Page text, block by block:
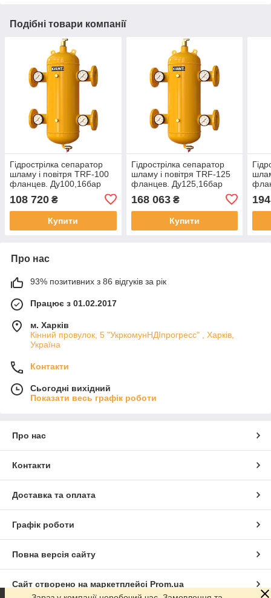
Подібні товари компанії
Гідрострілка сепаратор
шламу і повітря TRF-100
фланцев. Ду100,16бар
108 720 ₴
Купити
Гідрострілка сепаратор
шламу і повітря TRF-125
фланцев. Ду125,16бар
168 063₴
Купити
Про нас
93% позитивних з 86 відгуків за рік
Працює з 01.02.2017
м. Харків
Кінний провулок, 5 "УкркомунНДІпрогресс" , Харків,
Україна
Контакти
Сьогодні вихідний
Показати весь графік роботи
Про нас
Контакти
Доставка та оплата
Графік роботи
Повна версія сайту
Сайт створено на маркетплейсі Prom.ua